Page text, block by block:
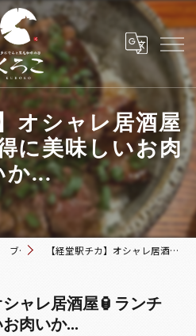
オシャレ居酒屋
に美味しいお肉
か...
ブログ 【経堂駅チカ】オシャレ居酒屋🏮ランチでお得に美味しいお肉いか...
シャレ居酒屋🏮ランチ
肉いか...